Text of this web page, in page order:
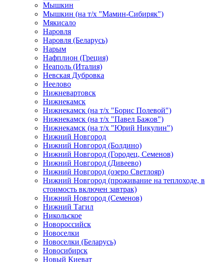
Мышкин
Мышкин (на т/х "Мамин-Сибиряк")
Мякисало
Наровля
Наровля (Беларусь)
Нарым
Нафплион (Греция)
Неаполь (Италия)
Невская Дубровка
Неелово
Нижневартовск
Нижнекамск
Нижнекамск (на т/х "Борис Полевой")
Нижнекамск (на т/х "Павел Бажов")
Нижнекамск (на т/х "Юрий Никулин")
Нижний Новгород
Нижний Новгород (Болдино)
Нижний Новгород (Городец, Семенов)
Нижний Новгород (Дивеево)
Нижний Новгород (озеро Светлояр)
Нижний Новгород (проживание на теплоходе, в
стоимость включен завтрак)
Нижний Новгород (Семенов)
Нижний Тагил
Никольское
Новороссийск
Новоселки
Новоселки (Беларусь)
Новосибирск
Новый Киеват